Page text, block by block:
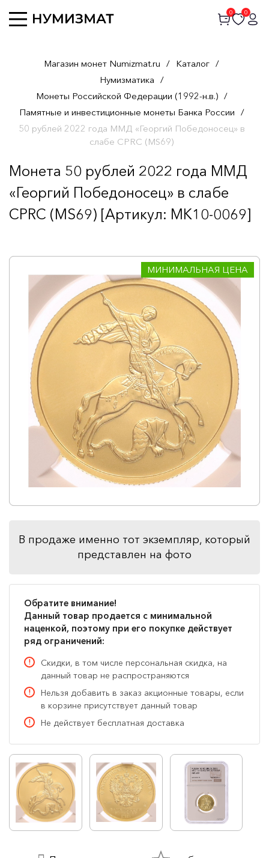
0 0
Магазин монет Numizmat.ru / Каталог /
Нумизматика /
Монеты Российской Федерации (1992-н.в.) /
Памятные и инвестиционные монеты Банка России /
50 рублей 2022 года ММД «Георгий Победоносец» в
слабе CPRC (MS69)
Монета 50 рублей 2022 года ММД
«Георгий Победоносец» в слабе
CPRC (MS69) [Артикул: MK10-0069]
МИНИМАЛЬНАЯ ЦЕНА
В продаже именно тот экземпляр, который
представлен на фото
Обратите внимание!
Данный товар продается с минимальной
наценкой, поэтому при его покупке действует
ряд ограничений:
Скидки, в том числе персональная скидка, на
данный товар не распространяются
Нельзя добавить в заказ акционные товары, если
в корзине присутствует данный товар
Не действует бесплатная доставка